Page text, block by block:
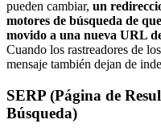
pueden cambiar, un
motores de búsqueda de
movido a una nueva URL
Cuando los rastreadores de
mensaje también dejan de
SERP (Página de
Búsqueda)